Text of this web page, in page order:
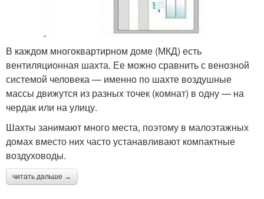
В каждом многоквартирном доме (МКД) есть
вентиляционная шахта. Ее можно сравнить с венозной
системой человека — именно по шахте воздушные
массы движутся из разных точек (комнат) в одну — на
чердак или на улицу.
Шахты занимают много места, поэтому в малоэтажных
домах вместо них часто устанавливают компактные
воздуховоды.
читать дальше →